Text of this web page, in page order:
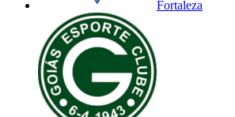
Fortaleza